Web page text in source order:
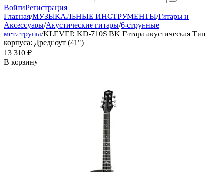
ВойтиРегистрация
Главная/МУЗЫКАЛЬНЫЕ ИНСТРУМЕНТЫ/Гитары и
Аксессуары/Акустические гитары/6-струнные
мет.струны/KLEVER KD-710S BK Гитара акустическая Тип
корпуса: Дредноут (41")
13 310 ₽
В корзину